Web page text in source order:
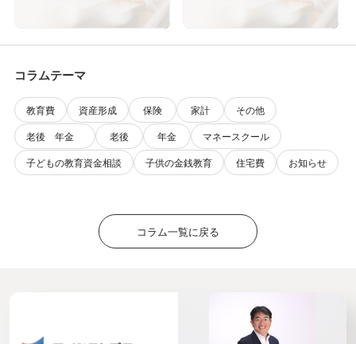
コラムテーマ
教育費 資産形成 保険 家計
その他
老後 年金
老後 年金
マネースクール
子どもの教育資金相談
子供の金銭教育 住宅費 お知らせ
コラム一覧に戻る